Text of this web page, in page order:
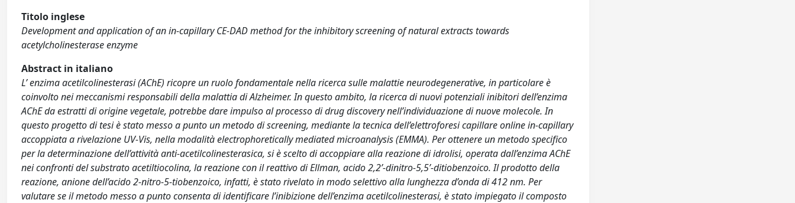
Titolo inglese
Development and application of an in-capillary CE-DAD method for the inhibitory screening of natural extracts towards
acetylcholinesterase enzyme
Abstract in italiano
L’ enzima acetilcolinesterasi (AChE) ricopre un ruolo fondamentale nella ricerca sulle malattie neurodegenerative, in particolare è
coinvolto nei meccanismi responsabili della malattia di Alzheimer. In questo ambito, la ricerca di nuovi potenziali inibitori dell’enzima
AChE da estratti di origine vegetale, potrebbe dare impulso al processo di drug discovery nell’individuazione di nuove molecole. In
questo progetto di tesi è stato messo a punto un metodo di screening, mediante la tecnica dell’elettroforesi capillare online in-capillary
accoppiata a rivelazione UV-Vis, nella modalità electrophoretically mediated microanalysis (EMMA). Per ottenere un metodo specifico
per la determinazione dell’attività anti-acetilcolinesterasica, si è scelto di accoppiare alla reazione di idrolisi, operata dall’enzima AChE
nei confronti del substrato acetiltiocolina, la reazione con il reattivo di Ellman, acido 2,2’-dinitro-5,5’-ditiobenzoico. Il prodotto della
reazione, anione dell’acido 2-nitro-5-tiobenzoico, infatti, è stato rivelato in modo selettivo alla lunghezza d’onda di 412 nm. Per
valutare se il metodo messo a punto consenta di identificare l’inibizione dell’enzima acetilcolinesterasi, è stato impiegato il composto